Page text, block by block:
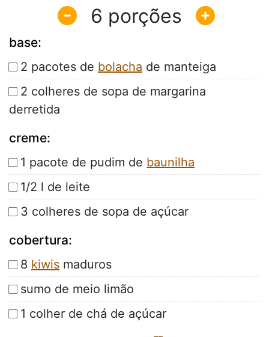
6
base:
2 pacotes de bolacha de manteiga
2 colheres de sopa de margarina
derretida
creme:
1 pacote de pudim de baunilha
1/2 l de leite
3 colheres de sopa de açúcar
cobertura:
8 kiwis maduros
sumo de meio limão
1 colher de chá de açúcar